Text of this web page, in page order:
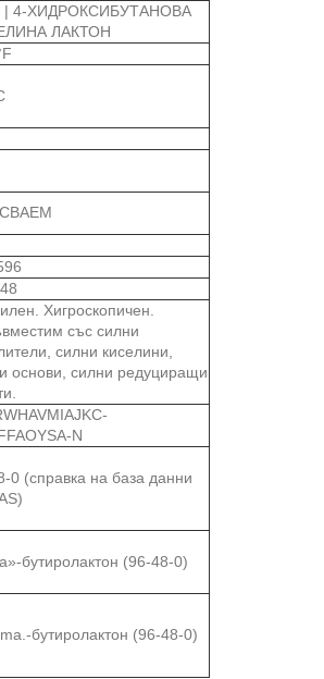
| 4-ХИДРОКСИБУТАНОВА
ЛАКТОН
Хигроскопичен.
със силни
силни киселини,
основи, силни редуциращи
N
0 (справка на база данни
бутиролактон (96-48-0)
бутиролактон (96-48-0)